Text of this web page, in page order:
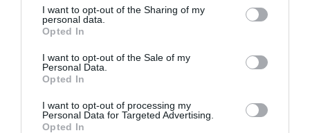
I want to opt-out of the Sharing of my
personal data.
Opted In
I want to opt-out of the Sale of my
Personal Data.
Opted In
I want to opt-out of processing my
Personal Data for Targeted Advertising.
Opted In
No perdamos el norte: la emigración es
mala
Eulogio López
Milagros de nuestro tiempo
Eulogio López